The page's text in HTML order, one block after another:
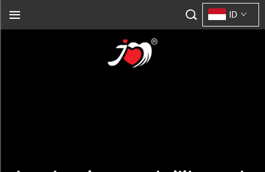
ID